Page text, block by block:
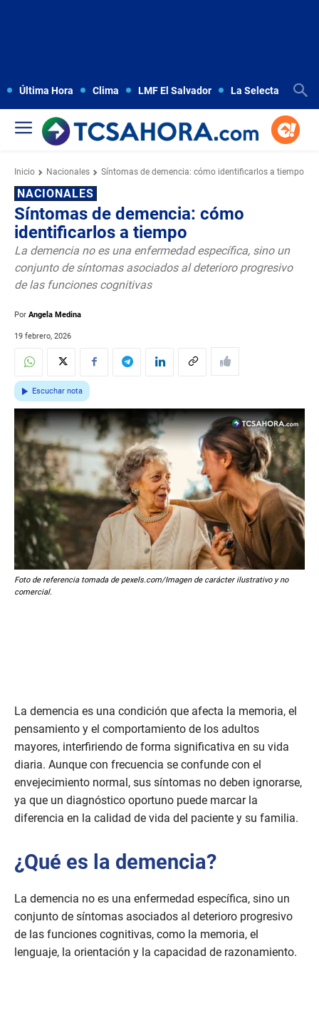
Última Hora Clima LMF El Salvador La Selecta
Inicio Nacionales Síntomas de demencia: cómo identificarlos a tiempo
NACIONALES
Síntomas de demencia: cómo
identificarlos a tiempo
La demencia no es una enfermedad específica, sino un
conjunto de síntomas asociados al deterioro progresivo
de las funciones cognitivas
Por Angela Medina
19 febrero, 2026
Escuchar nota
Foto de referencia tomada de pexels.com/Imagen de carácter ilustrativo y no
comercial.
La demencia es una condición que afecta la memoria, el
pensamiento y el comportamiento de los adultos
mayores, interfiriendo de forma significativa en su vida
diaria. Aunque con frecuencia se confunde con el
envejecimiento normal, sus síntomas no deben ignorarse,
ya que un diagnóstico oportuno puede marcar la
diferencia en la calidad de vida del paciente y su familia.
¿Qué es la demencia?
La demencia no es una enfermedad específica, sino un
conjunto de síntomas asociados al deterioro progresivo
de las funciones cognitivas, como la memoria, el
lenguaje, la orientación y la capacidad de razonamiento.